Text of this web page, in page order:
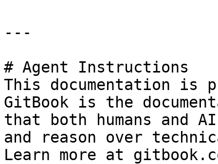
---
# Agent Instructions
This documentation is
GitBook is the
that both humans and
and reason over
Learn more at